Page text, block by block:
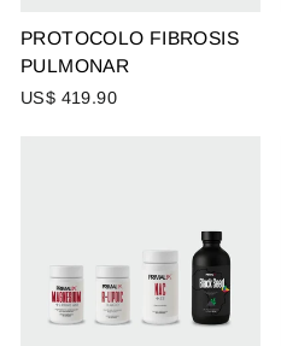
PROTOCOLO FIBROSIS
PULMONAR
US$ 419.90